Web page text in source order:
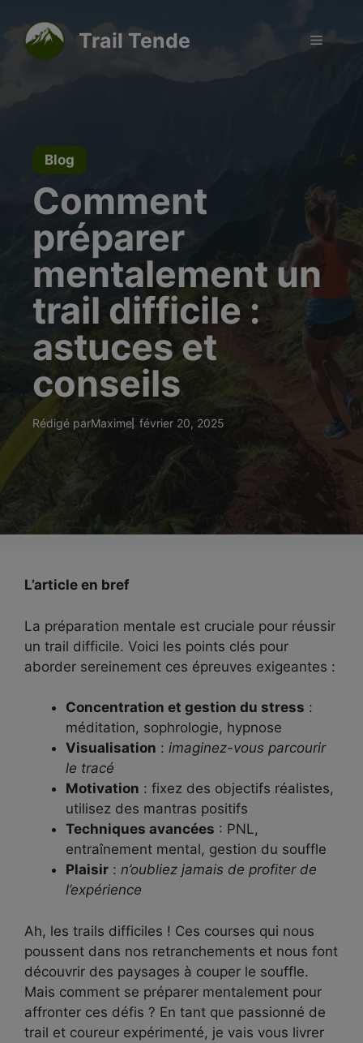
contenu
Trail Tende Menu
Blog
Comment
préparer
mentalement un
trail difficile :
astuces et
conseils
Rédigé parMaxime février 20, 2025
L’article en bref
La préparation mentale est cruciale pour réussir
un trail difficile. Voici les points clés pour
aborder sereinement ces épreuves exigeantes :
Concentration et gestion du stress :
méditation, sophrologie, hypnose
Visualisation : imaginez-vous parcourir
le tracé
Motivation : fixez des objectifs réalistes,
utilisez des mantras positifs
Techniques avancées : PNL,
entraînement mental, gestion du souffle
Plaisir : n’oubliez jamais de profiter de
l’expérience
Ah, les trails difficiles ! Ces courses qui nous
poussent dans nos retranchements et nous font
découvrir des paysages à couper le souffle.
Mais comment se préparer mentalement pour
affronter ces défis ? En tant que passionné de
trail et coureur expérimenté, je vais vous livrer